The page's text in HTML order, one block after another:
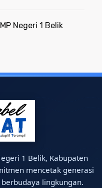
Negeri 1 Belik
1 Belik, Kabupaten
mencetak generasi
lingkungan.